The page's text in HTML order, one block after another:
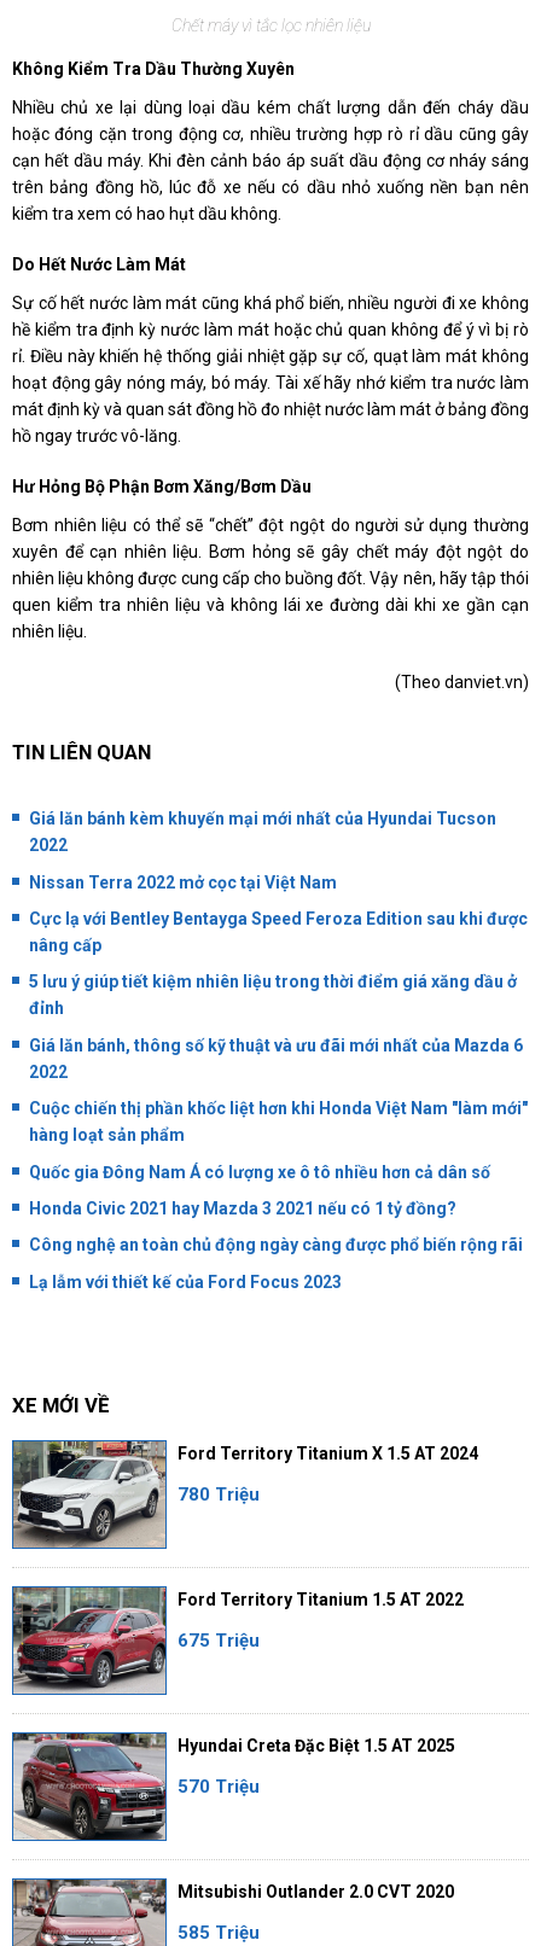
Chết máy vì tắc lọc nhiên liệu
Không Kiểm Tra Dầu Thường Xuyên
Nhiều chủ xe lại dùng loại dầu kém chất lượng dẫn đến cháy dầu
hoặc đóng cặn trong động cơ, nhiều trường hợp rò rỉ dầu cũng gây
cạn hết dầu máy. Khi đèn cảnh báo áp suất dầu động cơ nháy sáng
trên bảng đồng hồ, lúc đỗ xe nếu có dầu nhỏ xuống nền bạn nên
kiểm tra xem có hao hụt dầu không.
Do Hết Nước Làm Mát
Sự cố hết nước làm mát cũng khá phổ biến, nhiều người đi xe không
hề kiểm tra định kỳ nước làm mát hoặc chủ quan không để ý vì bị rò
rỉ. Điều này khiến hệ thống giải nhiệt gặp sự cố, quạt làm mát không
hoạt động gây nóng máy, bó máy. Tài xế hãy nhớ kiểm tra nước làm
mát định kỳ và quan sát đồng hồ đo nhiệt nước làm mát ở bảng đồng
hồ ngay trước vô-lăng.
Hư Hỏng Bộ Phận Bơm Xăng/bơm Dầu
Bơm nhiên liệu có thể sẽ “chết” đột ngột do người sử dụng thường
xuyên để cạn nhiên liệu. Bơm hỏng sẽ gây chết máy đột ngột do
nhiên liệu không được cung cấp cho buồng đốt. Vậy nên, hãy tập thói
quen kiểm tra nhiên liệu và không lái xe đường dài khi xe gần cạn
nhiên liệu.
(Theo danviet.vn)
TIN LIÊN QUAN
Giá lăn bánh kèm khuyến mại mới nhất của Hyundai Tucson
2022
Nissan Terra 2022 mở cọc tại Việt Nam
Cực lạ với Bentley Bentayga Speed ​​Feroza Edition sau khi được
nâng cấp
5 lưu ý giúp tiết kiệm nhiên liệu trong thời điểm giá xăng dầu ở
đỉnh
Giá lăn bánh, thông số kỹ thuật và ưu đãi mới nhất của Mazda 6
2022
Cuộc chiến thị phần khốc liệt hơn khi Honda Việt Nam "làm mới"
hàng loạt sản phẩm
Quốc gia Đông Nam Á có lượng xe ô tô nhiều hơn cả dân số
Honda Civic 2021 hay Mazda 3 2021 nếu có 1 tỷ đồng?
Công nghệ an toàn chủ động ngày càng được phổ biến rộng rãi
Lạ lẫm với thiết kế của Ford Focus 2023
XE MỚI VỀ
Ford Territory Titanium X 1.5 AT 2024
780 Triệu
Ford Territory Titanium 1.5 AT 2022
675 Triệu
Hyundai Creta Đặc Biệt 1.5 AT 2025
570 Triệu
Mitsubishi Outlander 2.0 CVT 2020
585 Triệu